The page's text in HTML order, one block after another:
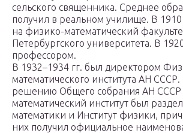
сельского священника. Среднее
получил в реальном училище. В 1910
на физико-математический
Петербургского университета. В
профессором.
В 1932–1934 гг. был директором
математического института АН
решению Общего собрания АН
математический институт был
математики и Институт физики,
них получил официальное